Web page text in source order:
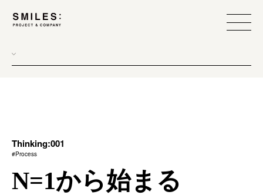
scope
team management
Thinking:001
#Process
N=1から始まる